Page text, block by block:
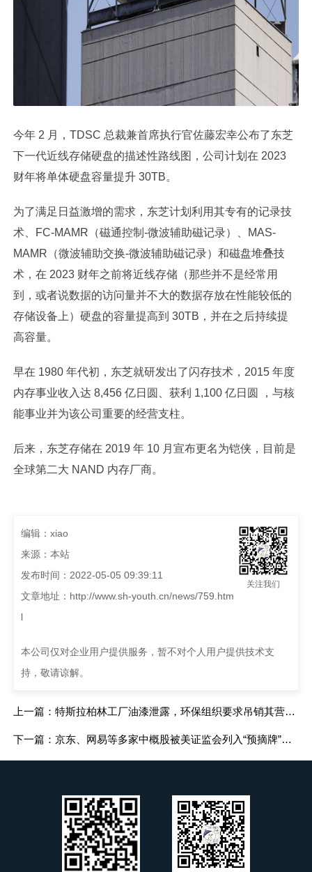
今年 2 月，TDSC 总裁兼首席执行官佐藤宏幸公布了东芝
下一代近线存储硬盘的描述性路线图，公司计划在 2023
财年将单体硬盘容量提升 30TB。
为了满足日益激增的需求，东芝计划利用其专有的记录技
术、FC-MAMR（磁通控制-微波辅助磁记录）、MAS-
MAMR（微波辅助交换-微波辅助磁记录）和磁盘堆叠技
术，在 2023 财年之前将近线存储（那些并不是经常用
到，或者说数据的访问量并不大的数据存放在性能较低的
存储设备上）硬盘的容量提高到 30TB，并在之后持续提
高容量。
早在 1980 年代初，东芝就研发出了闪存技术，2015 年度
内存事业收入达 8,456 亿日圆、获利 1,100 亿日圆 ，与核
能事业并为该公司重要的经营支柱。
后来，东芝存储在 2019 年 10 月宣布更名为铠侠，目前是
全球第二大 NAND 内存厂商。
关注我们
编辑：xiao
来源：本站
发布时间：2022-05-05 09:39:11
文章地址： http://www.sh-youth.cn/news/759.htm
l
本公司仅对企业用户提供服务，暂不对个人用户提供技术支
持，敬请谅解。
上一篇：特斯拉柏林工厂油漆泄露，环保组织要求吊销其营业执照
下一篇：京东、网易等多家中概股被美证监会列入“预摘牌”名单